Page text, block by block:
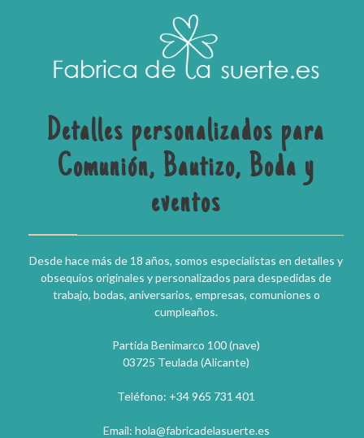
Detalles personalizados para
Comunión, Bautizo, Boda y
eventos
Desde hace más de 18 años, somos especialistas en detalles y
obsequios originales y personalizados para despedidas de
trabajo, bodas, aniversarios, empresas, comuniones o
cumpleaños.
Partida Benimarco 100 (nave)
03725 Teulada (Alicante)
Teléfono: +34 965 731 401
Email: hola@fabricadelasuerte.es